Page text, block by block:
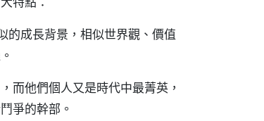
的成長背景，相似世界觀、價值
而他們個人又是時代中最菁英，
爭的幹部。